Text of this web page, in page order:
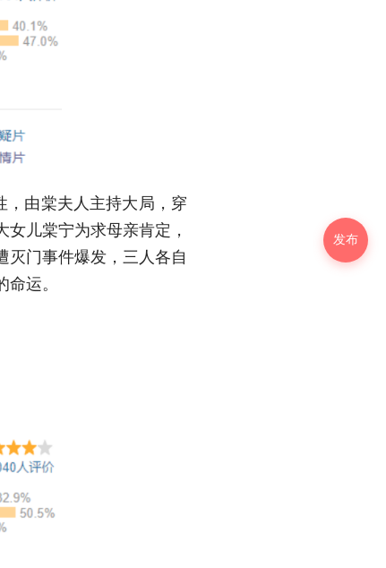
发布
，由棠夫人主持大局，穿
儿棠宁为求母亲肯定，
灭门事件爆发，三人各自
运。